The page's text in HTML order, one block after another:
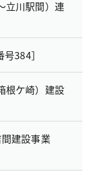
立川駅間）連
384］
根ケ崎）建設
間建設事業